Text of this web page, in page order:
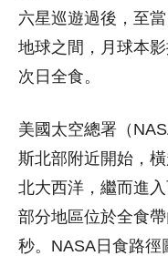
六星巡遊過後，至
地球之間，月球本
次日全食。
美國太空總署（
斯北部附近開始，
北大西洋，繼而進
部分地區位於全食
秒。NASA日食路徑